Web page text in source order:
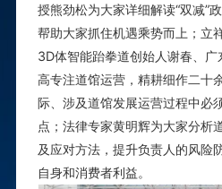
授熊劲松为大家详细解读“双减”
帮助大家抓住机遇乘势而上； 立
3D体智能跆拳道创始人谢春、
高专注道馆运营，精耕细作二十
际、涉及道馆发展运营过程中必
点； 法律专家黄明辉为大家分析
及应对方法，提升负责人的风险
自身和消费者利益。